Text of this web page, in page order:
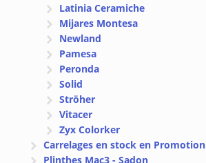
Latinia Ceramiche
Mijares Montesa
Newland
Pamesa
Peronda
Solid
Ströher
Vitacer
Zyx Colorker
Carrelages en stock en Promotion
Plinthes Mac3 - Sadon